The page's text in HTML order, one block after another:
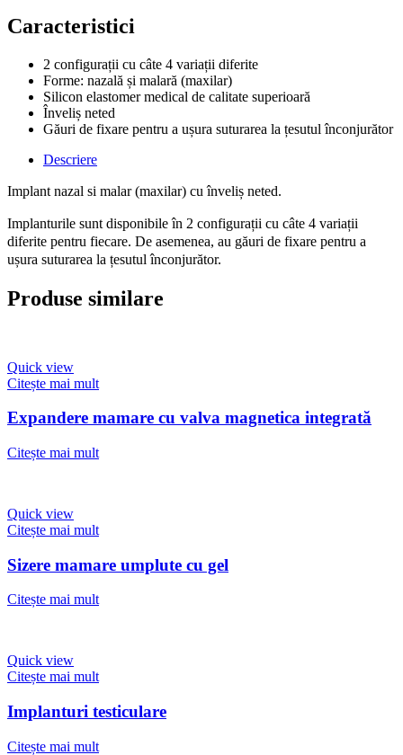
Caracteristici
2 configurații cu câte 4 variații diferite
Forme: nazală și malară (maxilar)
Silicon elastomer medical de calitate superioară
Înveliș neted
Găuri de fixare pentru a ușura suturarea la țesutul înconjurător
Descriere
Implant nazal si malar (maxilar) cu înveliș neted.
Implanturile sunt disponibile în 2 configurații cu câte 4 variații
diferite pentru fiecare. De asemenea, au găuri de fixare pentru a
ușura suturarea la țesutul înconjurător.
Produse similare
Quick view
Citește mai mult
Expandere mamare cu valva magnetica integrată
Citește mai mult
Quick view
Citește mai mult
Sizere mamare umplute cu gel
Citește mai mult
Quick view
Citește mai mult
Implanturi testiculare
Citește mai mult